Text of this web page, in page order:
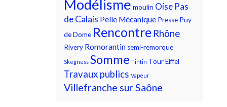
Modélisme moulin Oise Pas
de Calais Pelle Mécanique Presse Puy
de Dome Rencontre Rhône
Rivery Romorantin semi-remorque
Skegness Somme Tintin Tour Eiffel
Travaux publics Vapeur
Villefranche sur Saône